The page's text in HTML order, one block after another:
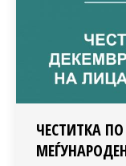
ЧЕСТИТКА